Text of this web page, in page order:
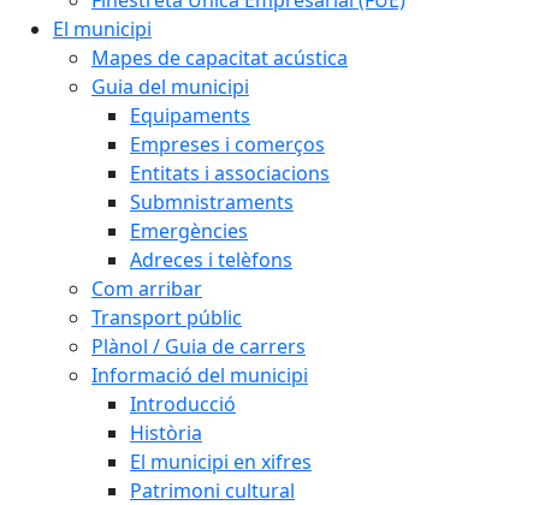
El municipi
Mapes de capacitat acústica
Guia del municipi
Equipaments
Empreses i comerços
Entitats i associacions
Submnistraments
Emergències
Adreces i telèfons
Com arribar
Transport públic
Plànol / Guia de carrers
Informació del municipi
Introducció
Història
El municipi en xifres
Patrimoni cultural